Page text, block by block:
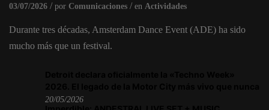
03/07/2026 por Comunicaciones en Actividades
Durante tres décadas, Amsterdam Dance Event (ADE) ha sido
mucho más que un festival.
20/05/2026